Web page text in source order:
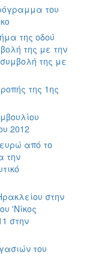
του
της οδού
της με την
της με
της 1ης
2012
από το
την
στην
'Νίκος
στην
του